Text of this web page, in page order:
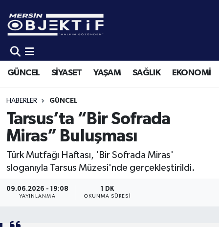
GÜNCEL SİYASET YAŞAM SAĞLIK EKONOMİ
HABERLER GÜNCEL
Tarsus’ta “Bir Sofrada
Miras” Buluşması
Türk Mutfağı Haftası, 'Bir Sofrada Miras'
sloganıyla Tarsus Müzesi'nde gerçekleştirildi.
09.06.2026 - 19:08
YAYINLANMA
1 DK
OKUNMA SÜRESI
GÜNCEL
SİYASET
YAŞAM
SAĞLIK
EKONOMİ
KÜLTÜR-SANAT
Mersin Hava Durumu
Mersin Trafik Yoğunluk Haritası
Süper Lig Puan Durumu ve Fikstür
Tüm Manşetler
Son Dakika Haberleri
Haber Arşivi